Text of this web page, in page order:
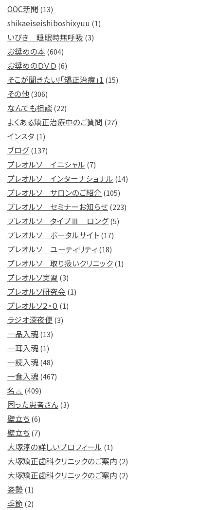
OOC新聞 (13)
shikaeiseishiboshixyuu (1)
いびき 睡眠時無呼吸 (3)
お奨めの本 (604)
お奨めのＤＶＤ (6)
そこが聞きたい!「矯正治療」1 (15)
その他(306)
なんでも相談(22)
よくある矯正治療中のご質問 (27)
インスタ (1)
ブログ(137)
プレオルソ イニシャル (7)
プレオルソ インターナショナル (14)
プレオルソ サロンのご紹介 (105)
プレオルソ セミナーお知らせ(223)
プレオルソ タイプⅢ ロング(5)
プレオルソ ポータルサイト(17)
プレオルソ ユーティリティ(18)
プレオルソ 取り扱いクリニック(1)
プレオルソ実習 (3)
プレオルソ研究会 (1)
プレオルソ２・０ (1)
ラジオ深夜便(3)
一品入魂(13)
一耳入魂(1)
一読入魂(48)
一食入魂(467)
名言 (409)
困った患者さん(3)
壁立ち (6)
壁立ち (7)
大塚淳の詳しいプロフィール (1)
大塚矯正歯科クリニックのご案内 (2)
大塚矯正歯科クリニックのご案内 (2)
姿勢(1)
季節 (2)